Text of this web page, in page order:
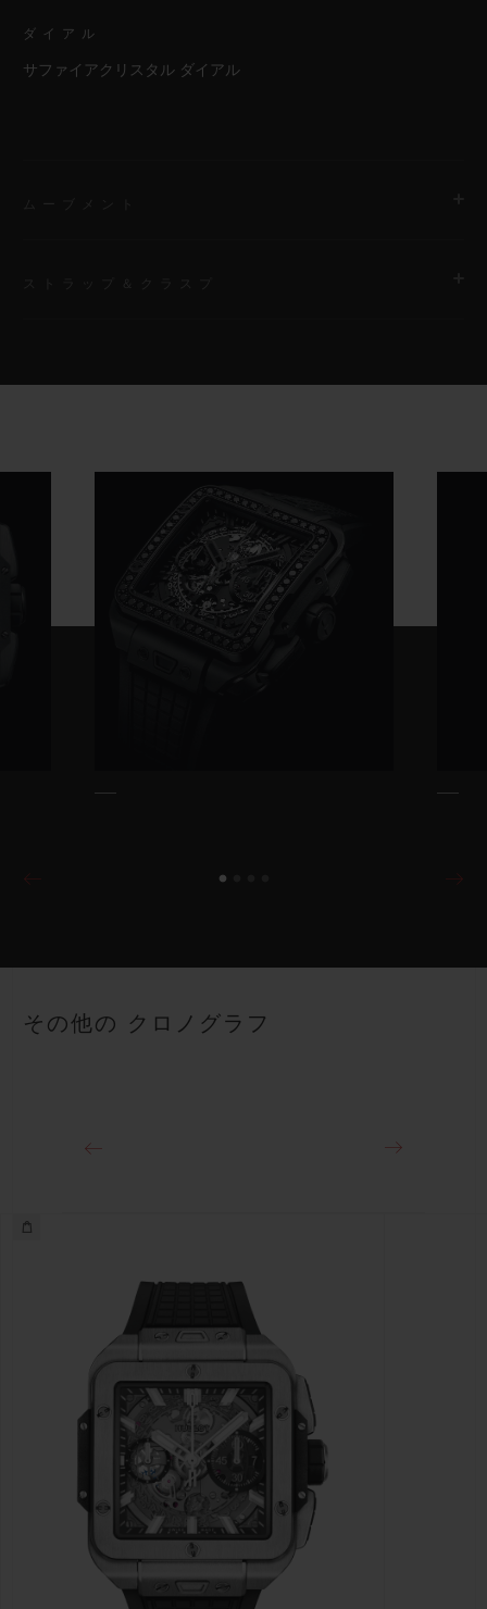
ダイアル
サファイアクリスタル ダイアル
ストラップ
ブラックセラミック＆チタニウム フォールディングバックル
その他の クロノグラフ